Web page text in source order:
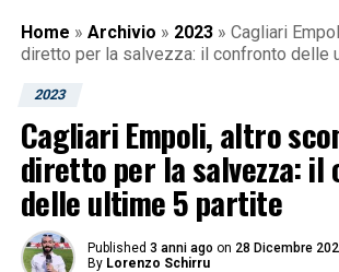
Home » Archivio » 2023 » Cagliari
diretto per la salvezza: il confronto delle
2023
Cagliari Empoli, altro
diretto per la salvezza: il
delle ultime 5 partite
Published 3 anni ago on 28 Dicembre
By Lorenzo Schirru